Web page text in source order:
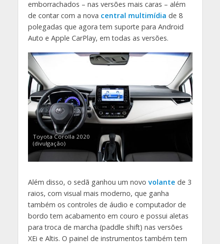
emborrachados – nas versões mais caras – além
de contar com a nova central multimídia de 8
polegadas que agora tem suporte para Android
Auto e Apple CarPlay, em todas as versões.
Toyota Corolla 2020
(divulgação)
Além disso, o sedã ganhou um novo volante de 3
raios, com visual mais moderno, que ganha
também os controles de áudio e computador de
bordo tem acabamento em couro e possui aletas
para troca de marcha (paddle shift) nas versões
XEi e Altis. O painel de instrumentos também tem